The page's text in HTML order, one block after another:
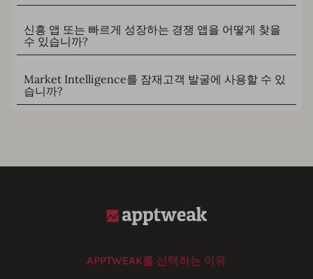
신흥 앱 또는 빠르게 성장하는 경쟁 앱을 어떻게 찾을
수 있습니까?
Market Intelligence를 잠재고객 발굴에 사용할 수 있
습니까?
APPTWEAK를 선택하는 이유